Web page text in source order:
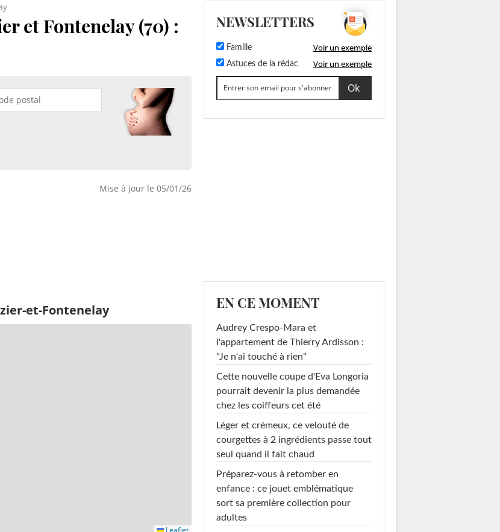
et Fontenelay (70) :
Mise à jour le 05/01/26
et-Fontenelay
Leaflet
NEWSLETTERS
Famille Voir un exemple
Astuces de la rédac Voir un exemple
EN CE MOMENT
Audrey Crespo-Mara et
l'appartement de Thierry Ardisson :
"Je n'ai touché à rien"
Cette nouvelle coupe d'Eva Longoria
pourrait devenir la plus demandée
chez les coiffeurs cet été
Léger et crémeux, ce velouté de
courgettes à 2 ingrédients passe tout
seul quand il fait chaud
Préparez-vous à retomber en
enfance : ce jouet emblématique
sort sa première collection pour
adultes